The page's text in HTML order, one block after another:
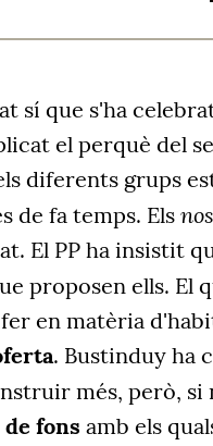
sí que s'ha
el perquè del
diferents grups
de fa temps. Els
El PP ha insistit
proposen ells. El
en matèria
. Bustinduy ha
més, però, si
de fons amb els